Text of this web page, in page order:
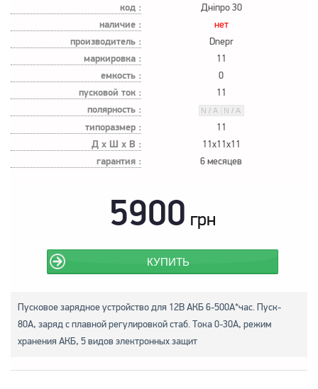
код : Дніпро 30
наличие : нет
производитель : Dnepr
маркировка : 11
емкость : 0
пусковой ток : 11
полярность :
типоразмер :
11
Д х Ш х В : 11x11x11
гарантия : 6 месяцев
5900 грн
КУПИТЬ
Пусковое зарядное устройство для 12В АКБ 6-500А*час. Пуск-
80А, заряд с плавной регулировкой стаб. Тока 0-30А, режим
хранения АКБ, 5 видов электронных защит